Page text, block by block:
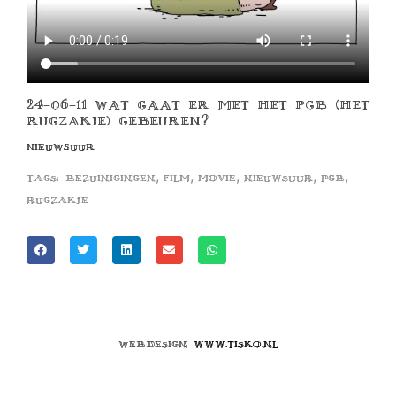
24-06-11 WAT GAAT ER MET HET PGB (HET
RUGZAKJE) GEBEUREN?
NIEUWSUUR
Tags: bezuinigingen, film, movie, nieuwsuur, pgb,
rugzakje
Webdesign www.tisko.nl